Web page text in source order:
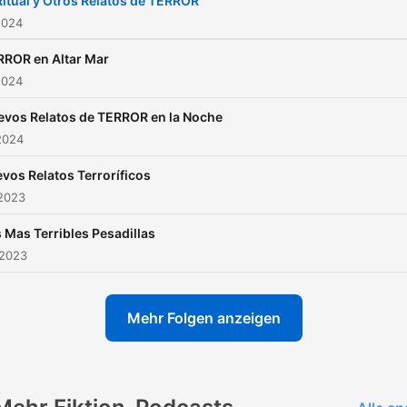
encontrarás una comunidad
teorías y descubrir nuevos
enigmas. Juntos,
mente humana y
desentrañaremos los
en Altar Mar
Relatos de TERROR en la Noche
Relatos Terroríficos
Mas Terribles Pesadillas
Mehr Folgen anzeigen